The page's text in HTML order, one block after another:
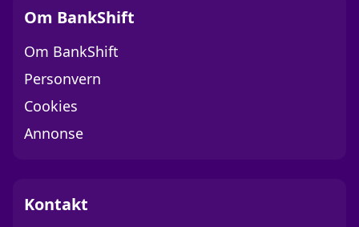
Om BankShift
Om BankShift
Personvern
Cookies
Annonse
Kontakt